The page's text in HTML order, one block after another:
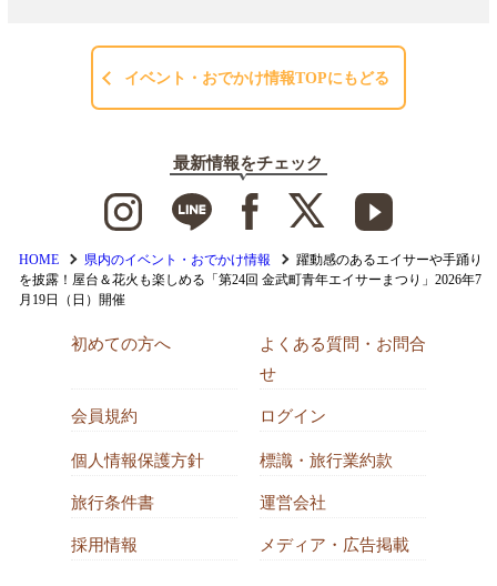
イベント・おでかけ情報TOPにもどる
最新情報をチェック
HOME 県内のイベント・おでかけ情報
躍動感のあるエイサーや手踊り
を披露！屋台＆花火も楽しめる「第24回 金武町青年エイサーまつり」2026年7
月19日（日）開催
初めての方へ
よくある質問・お問合
せ
会員規約 ログイン
個人情報保護方針 標識・旅行業約款
旅行条件書 運営会社
採用情報 メディア・広告掲載